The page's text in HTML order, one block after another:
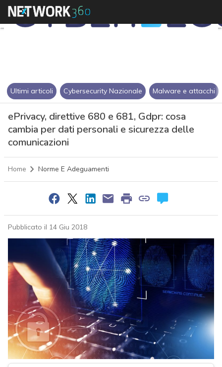
Ultimi articoli Cybersecurity Nazionale Malware e attacchi
ePrivacy, direttive 680 e 681, Gdpr: cosa
cambia per dati personali e sicurezza delle
comunicazioni
Home Norme E Adeguamenti
Pubblicato il 14 Giu 2018